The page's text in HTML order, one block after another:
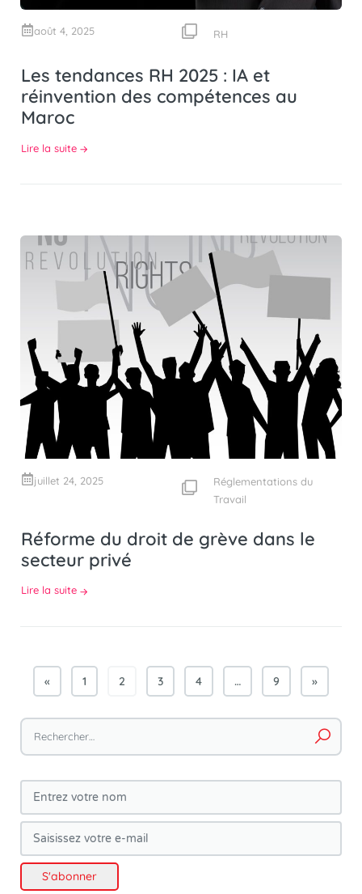
août 4, 2025 RH
Les tendances RH 2025 : IA et
réinvention des compétences au
Maroc
Lire la suite
juillet 24, 2025
Réglementations du
Travail
Réforme du droit de grève dans le
secteur privé
Lire la suite
« 1 2 3 4 … 9 »